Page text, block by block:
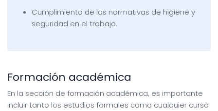
Cumplimiento de las normativas de higiene y
seguridad en el trabajo.
Formación académica
En la sección de formación académica, es importante
incluir tanto los estudios formales como cualquier curso